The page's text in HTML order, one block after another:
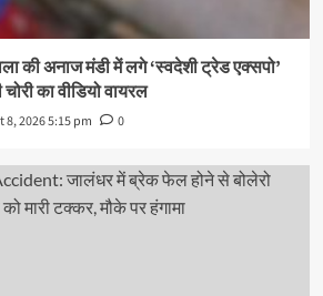
की अनाज मंडी में लगे ‘स्वदेशी ट्रेड एक्सपो’
का वीडियो वायरल
8, 2026 5:15 pm 0